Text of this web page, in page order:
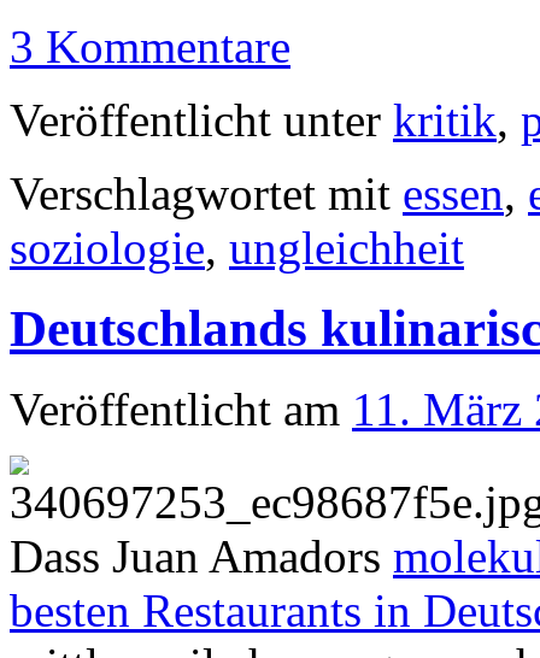
3 Kommentare
Veröffentlicht unter kritik,
Verschlagwortet mit essen,
soziologie, ungleichheit
Deutschlands
Veröffentlicht am 11. März
Dass Juan Amadors
besten Restaurants in